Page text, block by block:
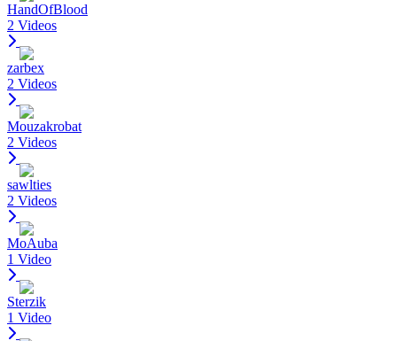
HandOfBlood
2 Videos
zarbex
2 Videos
Mouzakrobat
2 Videos
sawlties
2 Videos
MoAuba
1 Video
Sterzik
1 Video